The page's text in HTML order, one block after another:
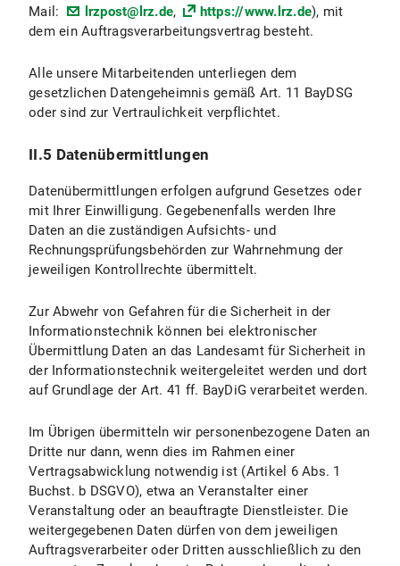
III.4 Widerspruchs- und Beseitigungsmöglichkeiten
IV.1 Umfang und Zweck der Datenverarbeitung
IV.3 Dauer der Datenverarbeitung
IV.4 Widerspuchs- und Beseitigungsmöglichkeiten
V. Exportkontrolle
V.2 Rechtsgrundage der Datenverarbeitung
V.3 Dauer der Datenverarbeitung
V.4 Widerspruchs- und Beseitigungsmöglichkeiten?
VI. Fotoveröffentlichung
VI.1 Umfang und Zweck der Datenverarbeitung
VI.2 Rechtsgrundlage der Datenverarbeitung
VI.3 Dauer der Datenverarbeitung
Mail:
lrzpost@lrz.de, https://www.lrz.de), mit
dem ein Auftragsverarbeitungsvertrag besteht.
Alle unsere Mitarbeitenden unterliegen dem
gesetzlichen Datengeheimnis gemäß Art. 11 BayDSG
oder sind zur Vertraulichkeit verpflichtet.
II.5 Datenübermittlungen
Datenübermittlungen erfolgen aufgrund Gesetzes oder
mit Ihrer Einwilligung. Gegebenenfalls werden Ihre
Daten an die zuständigen Aufsichts- und
Rechnungsprüfungsbehörden zur Wahrnehmung der
jeweiligen Kontrollrechte übermittelt.
Zur Abwehr von Gefahren für die Sicherheit in der
Informationstechnik können bei elektronischer
Übermittlung Daten an das Landesamt für Sicherheit in
der Informationstechnik weitergeleitet werden und dort
auf Grundlage der Art. 41 ff. BayDiG verarbeitet werden.
Im Übrigen übermitteln wir personenbezogene Daten an
Dritte nur dann, wenn dies im Rahmen einer
Vertragsabwicklung notwendig ist (Artikel 6 Abs. 1
Buchst. b DSGVO), etwa an Veranstalter einer
Veranstaltung oder an beauftragte Dienstleister. Die
weitergegebenen Daten dürfen von dem jeweiligen
Auftragsverarbeiter oder Dritten ausschließlich zu den